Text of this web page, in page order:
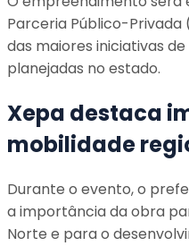
Parceria Público-Privada
das maiores iniciativas
planejadas no estado.
Xepa destaca
mobilidade
Durante o evento, o
a importância da obra
Norte e para o